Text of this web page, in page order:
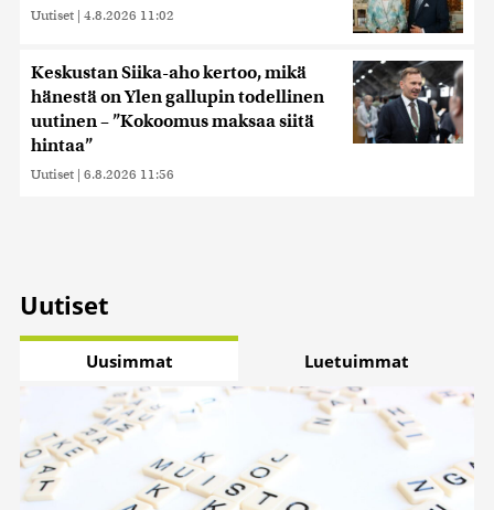
Uutiset | 4.8.2026 11:02
Keskustan Siika-aho kertoo, mikä
hänestä on Ylen gallupin todellinen
uutinen – ”Kokoomus maksaa siitä
hintaa”
Uutiset | 6.8.2026 11:56
Uutiset
Uusimmat Luetuimmat